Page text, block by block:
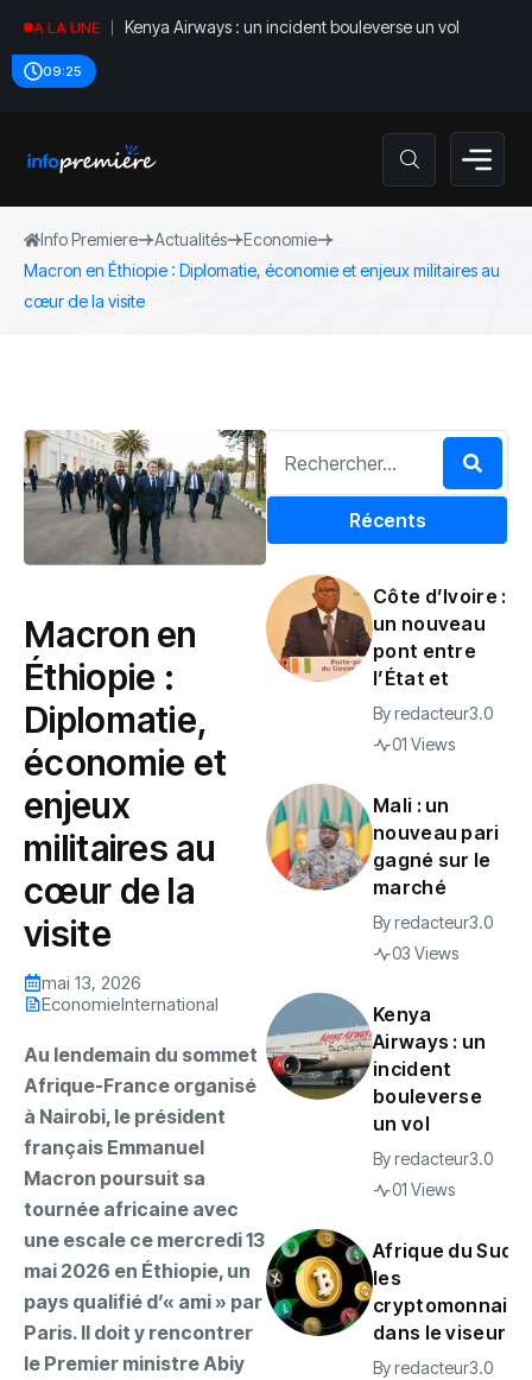
A LA UNE Kenya Airways : un incident bouleverse un vol
09:25
Info Premiere Actualités
Economie
Macron en Éthiopie : Diplomatie, économie et enjeux militaires au
cœur de la visite
Macron en
Éthiopie :
Diplomatie,
économie et
enjeux
militaires au
cœur de la
visite
mai 13, 2026
EconomieInternational
Au lendemain du sommet
Afrique-France organisé
à Nairobi, le président
français Emmanuel
Macron poursuit sa
tournée africaine avec
une escale ce mercredi 13
mai 2026 en Éthiopie, un
pays qualifié d’« ami » par
Paris. Il doit y rencontrer
le Premier ministre Abiy
Récents
Côte d’Ivoire :
un nouveau
pont entre
l’État et
Byredacteur3.0
01 Views
Mali : un
nouveau pari
gagné sur le
marché
Byredacteur3.0
03 Views
Kenya
Airways : un
incident
bouleverse
un vol
Byredacteur3.0
01 Views
Afrique du Sud :
les
cryptomonnaies
dans le viseur
Byredacteur3.0